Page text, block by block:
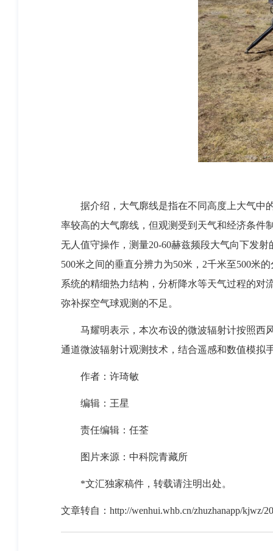
据介绍，大气廓线是指在不同高度上大气中的
率较高的大气廓线，但观测受到天气和经济条件
无人值守操作，测量20-60赫兹频段大气向下发
500米之间的垂直分辨力为50米，2千米至500米
系统的精细热力结构，分析降水等天气过程的对
弥补探空气球观测的不足。
马耀明表示，本次布设的微波辐射计按照西风
通道微波辐射计观测技术，结合遥感和数值模拟
作者：许琦敏
编辑：王星
责任编辑：任荃
图片来源：中科院青藏所
*文汇独家稿件，转载请注明出处。
文章转自： http://wenhui.whb.cn/zhuzhanapp/kjwz/